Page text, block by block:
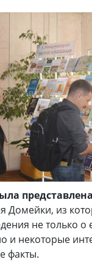
представлена
Домейки, из
не только о
и некоторые
факты.